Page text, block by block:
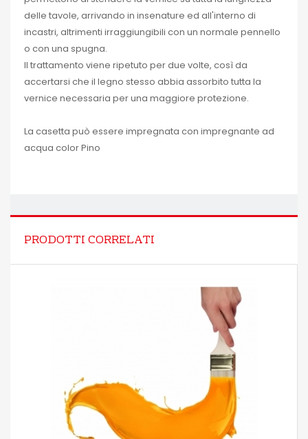
delle tavole, arrivando in insenature ed all'interno di
incastri, altrimenti irraggiungibili con un normale pennello
o con una spugna.
Il trattamento viene ripetuto per due volte, così da
accertarsi che il legno stesso abbia assorbito tutta la
vernice necessaria per una maggiore protezione.
La casetta può essere impregnata con impregnante ad
acqua color Pino
PRODOTTI CORRELATI